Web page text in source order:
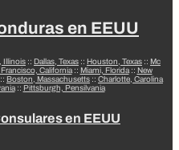
en EEUU
Illinois :: Dallas, Texas :: Houston, Texas :: Mc
California:: Miami, Florida:: New
:: Boston, Massachusetts :: Charlotte, Carolina
:: Pittsburgh, Pensilvania
en EEUU